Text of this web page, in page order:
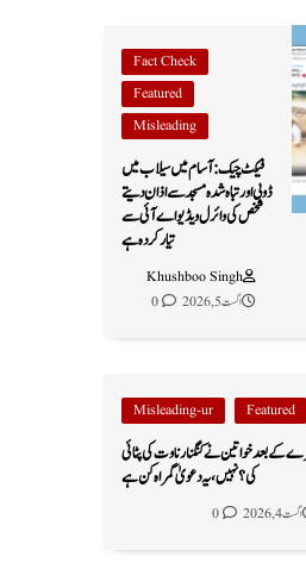
Fact Check
Featured
Misleading
فیکٹ چیک: آسام میں سیلاب میں
ڈوبی اور تباہ شدہ مسجد سے اذان دیتے
شخص کی وائرل ویڈیو اے آئی سے
تیار کردہ ہے
Khushboo Singh
اگست 5, 2026
0
Featured
Misleading-ur
کے بعد خواتین نے کنگنا رناوت کی پٹائی
کی؟ نہیں، یہ دعویٰ گمراہ کن ہے
اگست 4, 2026 0